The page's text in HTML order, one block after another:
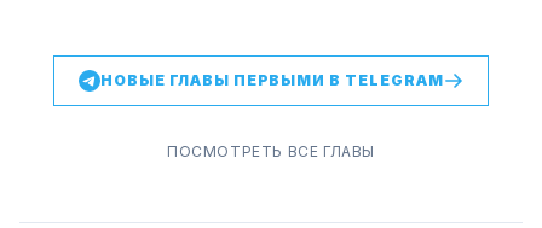
НОВЫЕ ГЛАВЫ ПЕРВЫМИ В TELEGRAM
ПОСМОТРЕТЬ ВСЕ ГЛАВЫ